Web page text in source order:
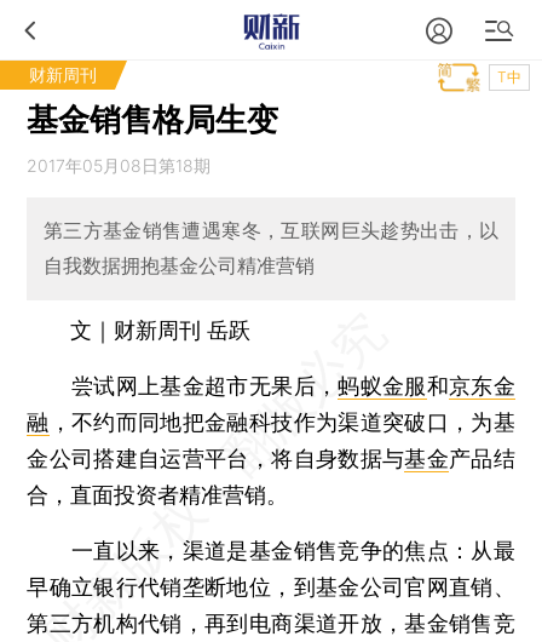
财新周刊 T中
基金销售格局生变
2017年05月08日第18期
第三方基金销售遭遇寒冬，互联网巨头趁势出击，以
自我数据拥抱基金公司精准营销
文｜财新周刊 岳跃
尝试网上基金超市无果后，蚂蚁金服和京东金
融 ，不约而同地把金融科技作为渠道突破口，为基
金公司搭建自运营平台，将自身数据与基金产品结
合，直面投资者精准营销。
一直以来，渠道是基金销售竞争的焦点：从最
早确立银行代销垄断地位，到基金公司官网直销、
第三方机构代销，再到电商渠道开放，基金销售竞